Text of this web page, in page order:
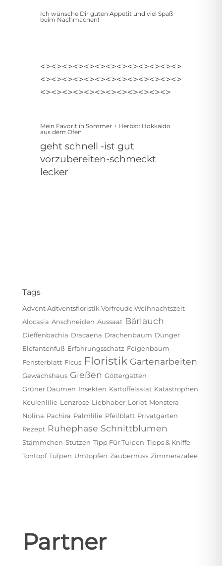
Ich wünsche Dir guten Appetit und viel Spaß
beim Nachmachen!
<><><><><><><><><><><><><>
<><><><><><><><><><><><><>
<><><><><><><><><><><><>
Mein Favorit in Sommer + Herbst: Hokkaido
aus dem Ofen
geht schnell -ist gut
vorzubereiten-schmeckt
lecker
Tags
Advent Adtventsfloristik Vorfreude Weihnachtszeit
Alocasia Anschneiden Aussaat Bärlauch
Dieffenbachia Dracaena Drachenbaum Dünger
Elefantenfuß Erfahrungsschatz Feigenbaum
Fensterblatt Ficus Floristik Gartenarbeiten
Gewächshaus Gießen Göttergatten
Grüner Daumen Insekten Kartoffelsalat Katastrophen
Keulenlilie Lenzrose Liebhaber Loriot Monstera
Nolina Pachira Palmlilie Pfeilblatt Privatgarten
Rezept Ruhephase Schnittblumen
Stämmchen Stutzen Tipp Für Tulpen Tipps & Kniffe
Tontopf Tulpen Umtopfen Zaubernuss Zimmerazalee
Partner